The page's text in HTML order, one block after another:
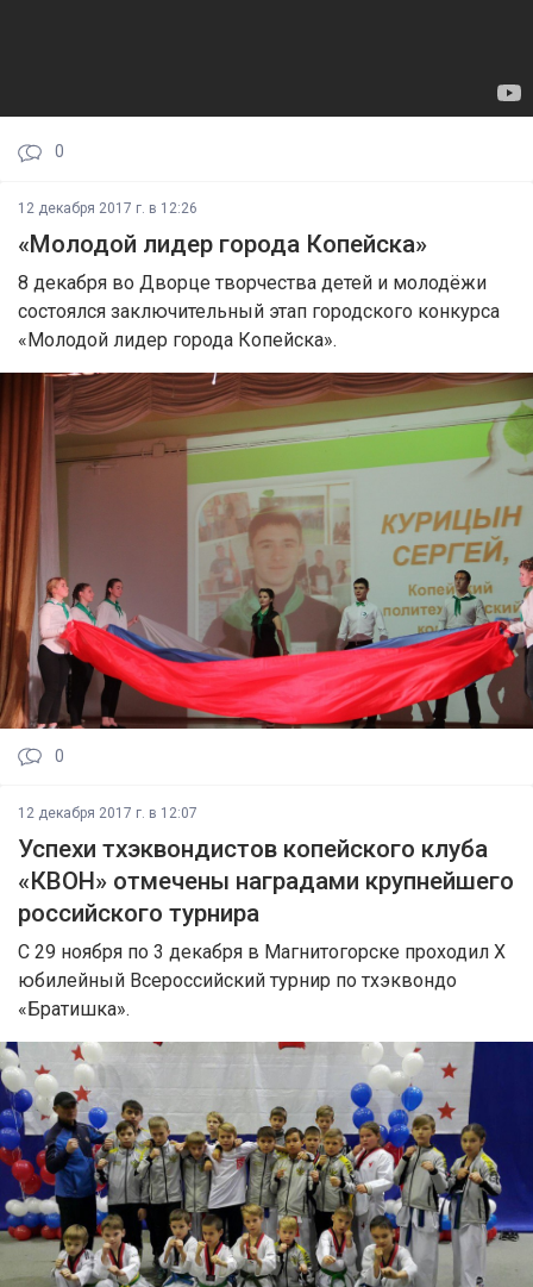
0
12 декабря 2017 г. в 12:26
«Молодой лидер города Копейска»
8 декабря во Дворце творчества детей и молодёжи
состоялся заключительный этап городского конкурса
«Молодой лидер города Копейска».
0
12 декабря 2017 г. в 12:07
Успехи тхэквондистов копейского клуба
«КВОН» отмечены наградами крупнейшего
российского турнира
С 29 ноября по 3 декабря в Магнитогорске проходил X
юбилейный Всероссийский турнир по тхэквондо
«Братишка».